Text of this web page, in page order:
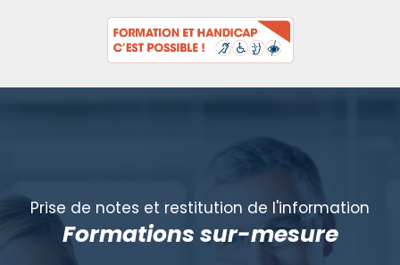
Prise de notes et restitution de l'information
Formations sur-mesure